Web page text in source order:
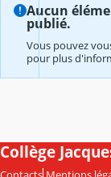
Aucun
publié.
Vous pouvez
pour plus
Collège